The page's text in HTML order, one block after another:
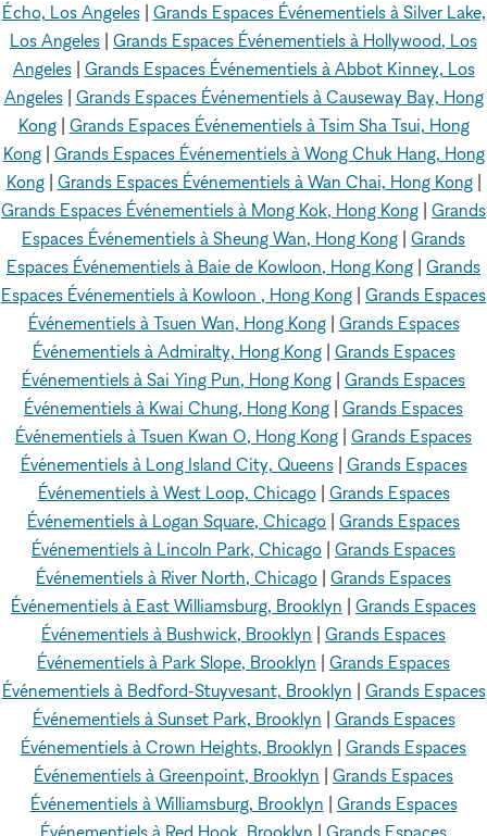
Écho, Los Angeles| Grands Espaces Événementiels à Silver Lake,
Los Angeles Grands Espaces Événementiels à Hollywood, Los
Angeles| Grands Espaces Événementiels à Abbot Kinney, Los
Angeles| Grands Espaces Événementiels à Causeway Bay, Hong
Kong| Grands Espaces Événementiels à Tsim Sha Tsui, Hong
Kong| Grands Espaces Événementiels à Wong Chuk Hang, Hong
Kong| Grands Espaces Événementiels à Wan Chai, Hong Kong|
Grands Espaces Événementiels à Mong Kok, Hong Kong Grands
Espaces Événementiels à Sheung Wan, Hong Kong Grands
Espaces Événementiels à Baie de Kowloon, Hong Kong Grands
Espaces Événementiels à Kowloon , Hong Kong Grands Espaces
Événementiels à Tsuen Wan, Hong Kong| Grands Espaces
Événementiels à Admiralty, Hong Kong| Grands Espaces
Événementiels à Sai Ying Pun, Hong Kong Grands Espaces
Événementiels à Kwai Chung, Hong Kong Grands Espaces
Événementiels à Tsuen Kwan O, Hong Kong Grands Espaces
Événementiels à Long Island City, Queens| Grands Espaces
Événementiels à West Loop, Chicago| Grands Espaces
Événementiels à Logan Square, Chicago Grands Espaces
Événementiels à Lincoln Park, Chicago Grands Espaces
Événementiels à River North, Chicago Grands Espaces
Événementiels à East Williamsburg, Brooklyn
Grands Espaces
Événementiels à Bushwick, Brooklyn
Grands Espaces
Événementiels à Park Slope, Brooklyn
Grands Espaces
Événementiels à Bedford-Stuyvesant, Brooklyn
Grands Espaces
Événementiels à Sunset Park, Brooklyn
Grands Espaces
Événementiels à Crown Heights, Brooklyn
Grands Espaces
Événementiels à Greenpoint, Brooklyn
Grands Espaces
Événementiels à Williamsburg, Brooklyn
Grands Espaces
Événementiels à Red Hook, Brooklyn
Grands Espaces